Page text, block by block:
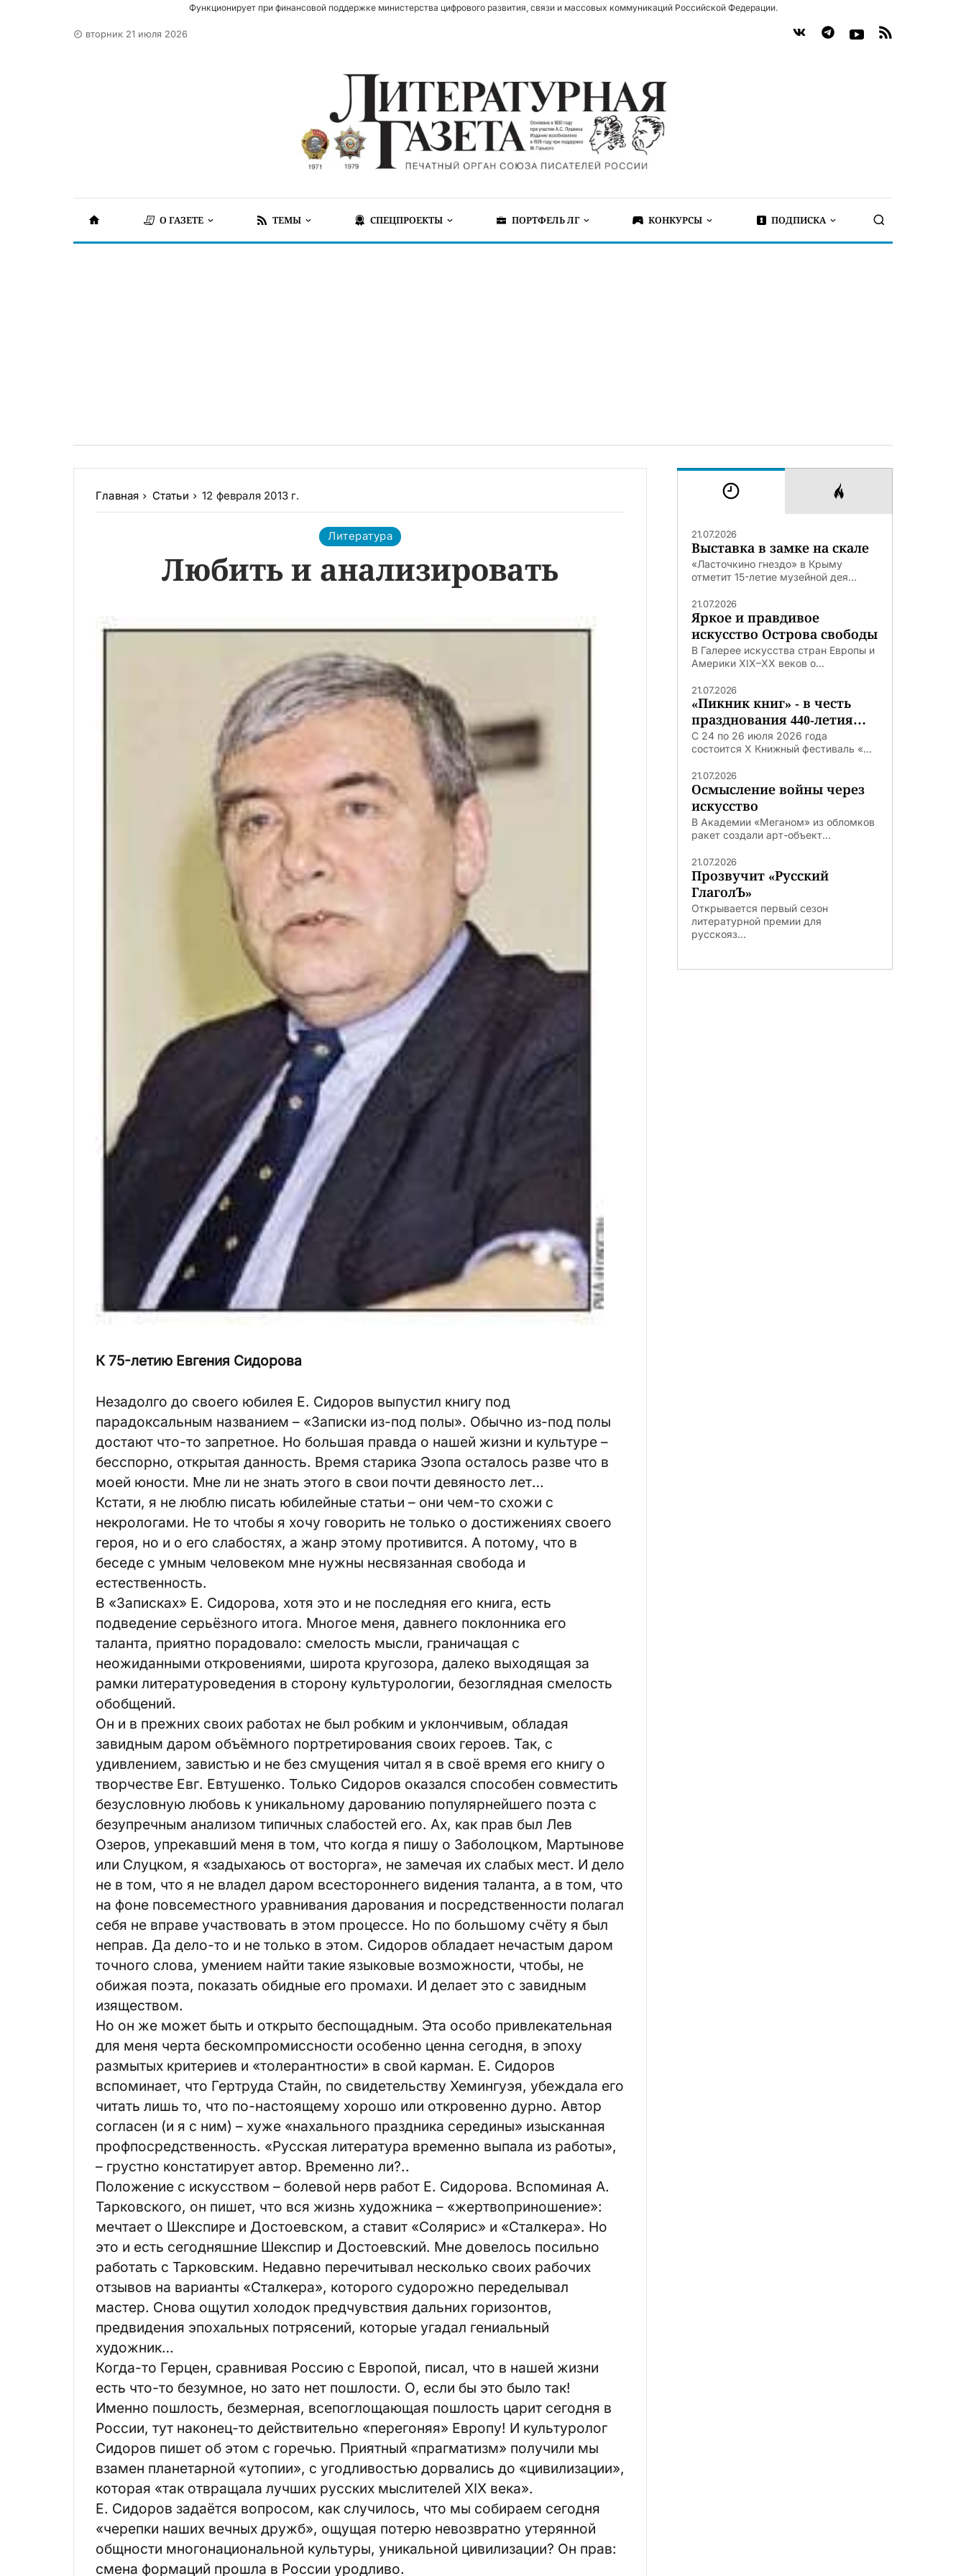
Функционирует при финансовой поддержке министерства цифрового развития, связи и массовых коммуникаций Российской Федерации.
вторник 21 июля 2026
О ГАЗЕТЕ ТЕМЫ СПЕЦПРОЕКТЫ ПОРТФЕЛЬ ЛГ КОНКУРСЫ ПОДПИСКА
Главная Статьи 12 февраля 2013 г.
Литература
Любить и анализировать
К 75-летию Евгения Сидорова
Незадолго до своего юбилея Е. Сидоров выпустил книгу под
парадоксальным названием – «Записки из-под полы». Обычно из-под полы
достают что-то запретное. Но большая правда о нашей жизни и культуре –
бесспорно, открытая данность. Время старика Эзопа осталось разве что в
моей юности. Мне ли не знать этого в свои почти девяносто лет…
Кстати, я не люблю писать юбилейные статьи – они чем-то схожи с
некрологами. Не то чтобы я хочу говорить не только о достижениях своего
героя, но и о его слабостях, а жанр этому противится. А потому, что в
беседе с умным человеком мне нужны несвязанная свобода и
естественность.
В «Записках» Е. Сидорова, хотя это и не последняя его книга, есть
подведение серьёзного итога. Многое меня, давнего поклонника его
таланта, приятно порадовало: смелость мысли, граничащая с
неожиданными откровениями, широта кругозора, далеко выходящая за
рамки литературоведения в сторону культурологии, безоглядная смелость
обобщений.
Он и в прежних своих работах не был робким и уклончивым, обладая
завидным даром объёмного портретирования своих героев. Так, с
удивлением, завистью и не без смущения читал я в своё время его книгу о
творчестве Евг. Евтушенко. Только Сидоров оказался способен совместить
безусловную любовь к уникальному дарованию популярнейшего поэта с
безупречным анализом типичных слабостей его. Ах, как прав был Лев
Озеров, упрекавший меня в том, что когда я пишу о Заболоцком, Мартынове
или Слуцком, я «задыхаюсь от восторга», не замечая их слабых мест. И дело
не в том, что я не владел даром всестороннего видения таланта, а в том, что
на фоне повсеместного уравнивания дарования и посредственности полагал
себя не вправе участвовать в этом процессе. Но по большому счёту я был
неправ. Да дело-то и не только в этом. Сидоров обладает нечастым даром
точного слова, умением найти такие языковые возможности, чтобы, не
обижая поэта, показать обидные его промахи. И делает это с завидным
изяществом.
Но он же может быть и открыто беспощадным. Эта особо привлекательная
для меня черта бескомпромиссности особенно ценна сегодня, в эпоху
размытых критериев и «толерантности» в свой карман. Е. Сидоров
вспоминает, что Гертруда Стайн, по свидетельству Хемингуэя, убеждала его
читать лишь то, что по-настоящему хорошо или откровенно дурно. Автор
согласен (и я с ним) – хуже «нахального праздника середины» изысканная
профпосредственность. «Русская литература временно выпала из работы»,
– грустно констатирует автор. Временно ли?..
Положение с искусством – болевой нерв работ Е. Сидорова. Вспоминая А.
Тарковского, он пишет, что вся жизнь художника – «жертвоприношение»:
мечтает о Шекспире и Достоевском, а ставит «Солярис» и «Сталкера». Но
это и есть сегодняшние Шекспир и Достоевский. Мне довелось посильно
работать с Тарковским. Недавно перечитывал несколько своих рабочих
отзывов на варианты «Сталкера», которого судорожно переделывал
мастер. Снова ощутил холодок предчувствия дальних горизонтов,
предвидения эпохальных потрясений, которые угадал гениальный
художник…
Когда-то Герцен, сравнивая Россию с Европой, писал, что в нашей жизни
есть что-то безумное, но зато нет пошлости. О, если бы это было так!
Именно пошлость, безмерная, всепоглощающая пошлость царит сегодня в
России, тут наконец-то действительно «перегоняя» Европу! И культуролог
Сидоров пишет об этом с горечью. Приятный «прагматизм» получили мы
взамен планетарной «утопии», с угодливостью дорвались до «цивилизации»,
которая «так отвращала лучших русских мыслителей XIX века».
Е. Сидоров задаётся вопросом, как случилось, что мы собираем сегодня
«черепки наших вечных дружб», ощущая потерю невозвратно утерянной
общности многонациональной культуры, уникальной цивилизации? Он прав:
смена формаций прошла в России уродливо.
21.07.2026
Выставка в замке на скале
«Ласточкино гнездо» в Крыму
отметит 15-летие музейной дея...
21.07.2026
Яркое и правдивое
искусство Острова свободы
В Галерее искусства стран Европы и
Америки XIX–XX веков о...
21.07.2026
«Пикник книг» - в честь
празднования 440-летия
Тюмени
С 24 по 26 июля 2026 года
состоится X Книжный фестиваль «...
21.07.2026
Осмысление войны через
искусство
В Академии «Меганом» из обломков
ракет создали арт-объект...
21.07.2026
Прозвучит «Русский
ГлаголЪ»
Открывается первый сезон
литературной премии для
русскояз...